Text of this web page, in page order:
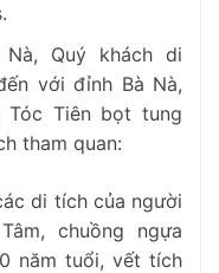
Quý khách di
với đỉnh Bà Nà,
Tóc Tiên bọt tung
tham quan:
di tích của người
chuồng ngựa
năm tuổi, vết tích